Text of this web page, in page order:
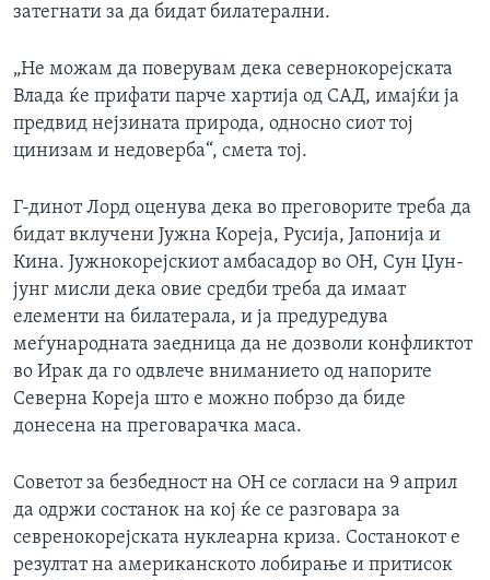
затегнати за да бидат билатерални.
„Не можам да поверувам дека севернокорејската
Влада ќе прифати парче хартија од САД, имајќи ја
предвид нејзината природа, односно сиот тој
цинизам и недоверба“, смета тој.
Г-динот Лорд оценува дека во преговорите треба да
бидат вклучени Јужна Кореја, Русија, Јапонија и
Кина. Јужнокорејскиот амбасадор во ОН, Сун Џун-
јунг мисли дека овие средби треба да имаат
елементи на билатерала, и ја предуредува
меѓународната заедница да не дозволи конфликтот
во Ирак да го одвлече вниманието од напорите
Северна Кореја што е можно побрзо да биде
донесена на преговарачка маса.
Советот за безбедност на ОН се согласи на 9 април
да одржи состанок на кој ќе се разговара за
севренокорејската нуклеарна криза. Состанокот е
резултат на американското лобирање и притисок